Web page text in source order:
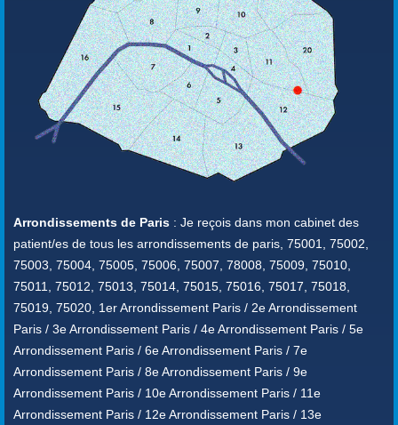
Arrondissements de Paris : Je reçois dans mon cabinet des
patient/es de tous les arrondissements de paris, 75001, 75002,
75003, 75004, 75005, 75006, 75007, 78008, 75009, 75010,
75011, 75012, 75013, 75014, 75015, 75016, 75017, 75018,
75019, 75020, 1er Arrondissement Paris / 2e Arrondissement
Paris / 3e Arrondissement Paris / 4e Arrondissement Paris / 5e
Arrondissement Paris / 6e Arrondissement Paris / 7e
Arrondissement Paris / 8e Arrondissement Paris / 9e
Arrondissement Paris / 10e Arrondissement Paris / 11e
Arrondissement Paris / 12e Arrondissement Paris / 13e